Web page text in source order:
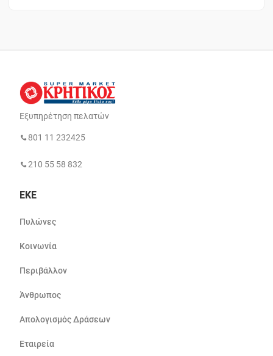
Εξυπηρέτηση πελατών
801 11 232425
210 55 58 832
ΕΚΕ
Πυλώνες
Κοινωνία
Περιβάλλον
Άνθρωπος
Απολογισμός Δράσεων
Εταιρεία